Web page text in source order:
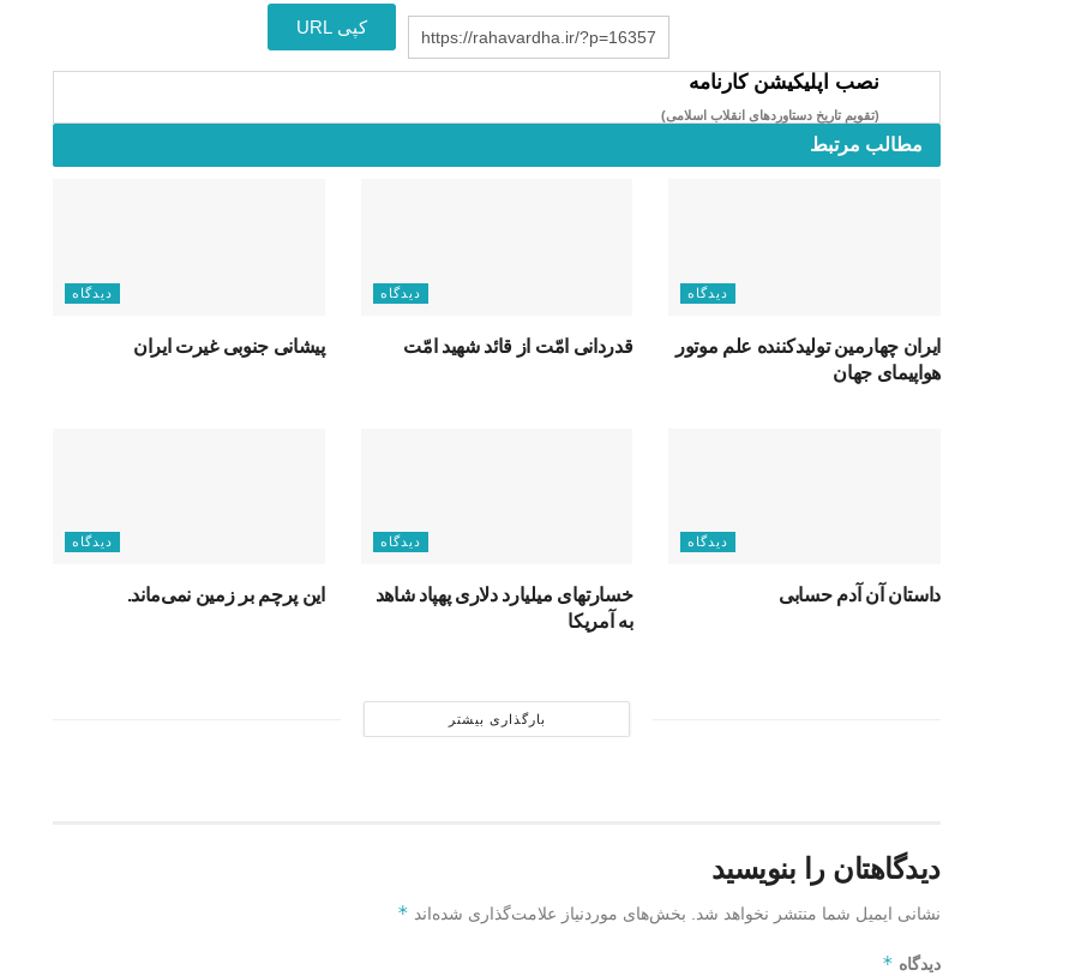
https://rahavardha.ir/?p=16357 کپی URL
نصب اپلیکیشن کارنامه
(تقویم تاریخ دستاوردهای انقلاب اسلامی​)
مطالب مرتبط
دیدگاه
ایران چهارمین تولیدکننده علم موتور
هواپیمای جهان
دیدگاه
قدردانی امّت از قائد شهید امّت
دیدگاه
پیشانی جنوبی غیرت ایران
دیدگاه
داستان آن آدم حسابی
دیدگاه
خسارتهای میلیارد دلاری پهپاد شاهد
به آمریکا
دیدگاه
این پرچم بر زمین نمی‌ماند.
بارگذاری بیشتر
دیدگاهتان را بنویسید
نشانی ایمیل شما منتشر نخواهد شد. بخش‌های موردنیاز علامت‌گذاری شده‌اند *
دیدگاه *